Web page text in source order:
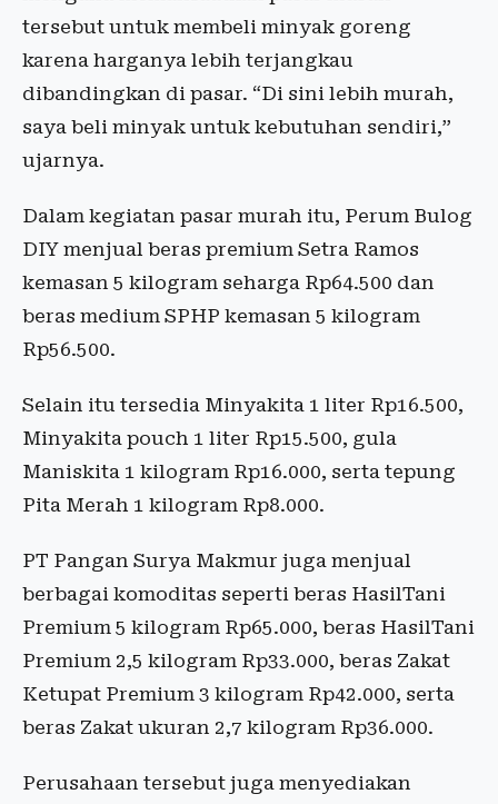
tersebut untuk membeli minyak goreng
karena harganya lebih terjangkau
dibandingkan di pasar. “Di sini lebih murah,
saya beli minyak untuk kebutuhan sendiri,”
ujarnya.
Dalam kegiatan pasar murah itu, Perum Bulog
DIY menjual beras premium Setra Ramos
kemasan 5 kilogram seharga Rp64.500 dan
beras medium SPHP kemasan 5 kilogram
Rp56.500.
Selain itu tersedia Minyakita 1 liter Rp16.500,
Minyakita pouch 1 liter Rp15.500, gula
Maniskita 1 kilogram Rp16.000, serta tepung
Pita Merah 1 kilogram Rp8.000.
PT Pangan Surya Makmur juga menjual
berbagai komoditas seperti beras HasilTani
Premium 5 kilogram Rp65.000, beras HasilTani
Premium 2,5 kilogram Rp33.000, beras Zakat
Ketupat Premium 3 kilogram Rp42.000, serta
beras Zakat ukuran 2,7 kilogram Rp36.000.
Perusahaan tersebut juga menyediakan